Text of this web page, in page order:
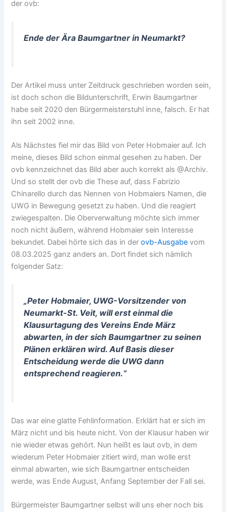
der ovb:
Ende der Ära Baumgartner in Neumarkt?
Der Artikel muss unter Zeitdruck geschrieben worden sein,
ist doch schon die Bildunterschrift, Erwin Baumgartner
habe seit 2020 den Bürgermeisterstuhl inne, falsch. Er hat
ihn seit 2002 inne.
Als Nächstes fiel mir das Bild von Peter Hobmaier auf. Ich
meine, dieses Bild schon einmal gesehen zu haben. Der
ovb kennzeichnet das Bild aber auch korrekt als @Archiv.
Und so stellt der ovb die These auf, dass Fabrizio
Chinarello durch das Nennen von Hobmaiers Namen, die
UWG in Bewegung gesetzt zu haben. Und die reagiert
zwiegespalten. Die Oberverwaltung möchte sich immer
noch nicht äußern, während Hobmaier sein Interesse
bekundet. Dabei hörte sich das in derovb-Ausgabe vom
08.03.2025 ganz anders an. Dort findet sich nämlich
folgender Satz:
„Peter Hobmaier, UWG-Vorsitzender von
Neumarkt-St. Veit, will erst einmal die
Klausurtagung des Vereins Ende März
abwarten, in der sich Baumgartner zu seinen
Plänen erklären wird. Auf Basis dieser
Entscheidung werde die UWG dann
entsprechend reagieren.“
Das war eine glatte Fehlinformation. Erklärt hat er sich im
März nicht und bis heute nicht. Von der Klausur haben wir
nie wieder etwas gehört. Nun heißt es laut ovb, in dem
wiederum Peter Hobmaier zitiert wird, man wolle erst
einmal abwarten, wie sich Baumgartner entscheiden
werde, was Ende August, Anfang September der Fall sei.
Bürgermeister Baumgartner selbst will uns eher noch bis